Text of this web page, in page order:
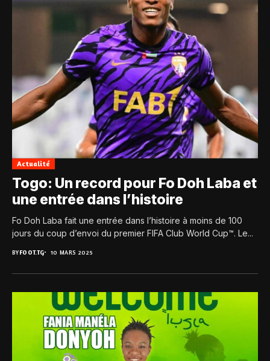
Actualité
Togo: Un record pour Fo Doh Laba et
une entrée dans l’histoire
Fo Doh Laba fait une entrée dans l’histoire à moins de 100
jours du coup d’envoi du premier FIFA Club World Cup™. Le...
BYFOOT.TG 10 MARS 2025